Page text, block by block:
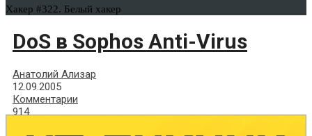
Хакер #322. Белый хакер
DoS в Sophos Anti-Virus
Анатолий Ализар
12.09.2005
Комментарии
914